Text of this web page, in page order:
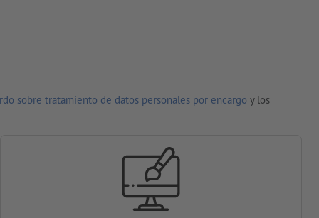
sobre tratamiento de datos personales por encargo y los